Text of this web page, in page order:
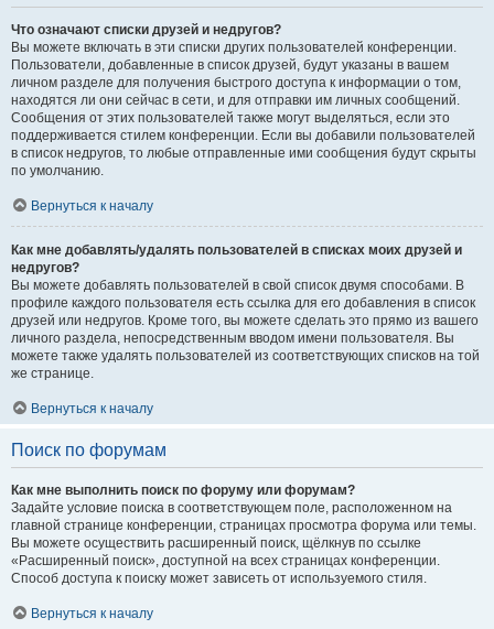
Что означают списки друзей и недругов?
Вы можете включать в эти списки других пользователей конференции.
Пользователи, добавленные в список друзей, будут указаны в вашем
личном разделе для получения быстрого доступа к информации о том,
находятся ли они сейчас в сети, и для отправки им личных сообщений.
Сообщения от этих пользователей также могут выделяться, если это
поддерживается стилем конференции. Если вы добавили пользователей
в список недругов, то любые отправленные ими сообщения будут скрыты
по умолчанию.
Вернуться к началу
Как мне добавлять/удалять пользователей в списках моих друзей и
недругов?
Вы можете добавлять пользователей в свой список двумя способами. В
профиле каждого пользователя есть ссылка для его добавления в список
друзей или недругов. Кроме того, вы можете сделать это прямо из вашего
личного раздела, непосредственным вводом имени пользователя. Вы
можете также удалять пользователей из соответствующих списков на той
же странице.
Вернуться к началу
Поиск по форумам
Как мне выполнить поиск по форуму или форумам?
Задайте условие поиска в соответствующем поле, расположенном на
главной странице конференции, страницах просмотра форума или темы.
Вы можете осуществить расширенный поиск, щёлкнув по ссылке
«Расширенный поиск», доступной на всех страницах конференции.
Способ доступа к поиску может зависеть от используемого стиля.
Вернуться к началу